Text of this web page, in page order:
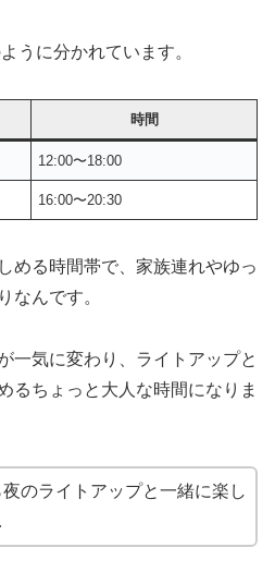
うに分かれています。
時間
12:00〜18:00
16:00〜20:30
める時間帯で、家族連れやゆっ
なんです。
一気に変わり、ライトアップと
るちょっと大人な時間になりま
のライトアップと一緒に楽し